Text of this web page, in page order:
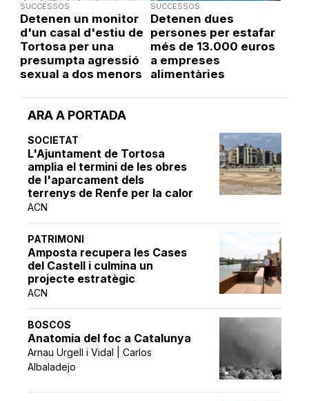
ARA A PORTADA
SOCIETAT
L'Ajuntament de Tortosa
amplia el termini de les obres
de l'aparcament dels
terrenys de Renfe per la calor
ACN
PATRIMONI
Amposta recupera les Cases
del Castell i culmina un
projecte estratègic
ACN
BOSCOS
Anatomia del foc a Catalunya
Arnau Urgell i Vidal | Carlos
Albaladejo
SUCCESSOS
Detenen un monitor
d'un casal d'estiu de
Tortosa per una
presumpta agressió
sexual a dos menors
SUCCESSOS
Detenen dues
persones per estafar
més de 13.000 euros
a empreses
alimentàries